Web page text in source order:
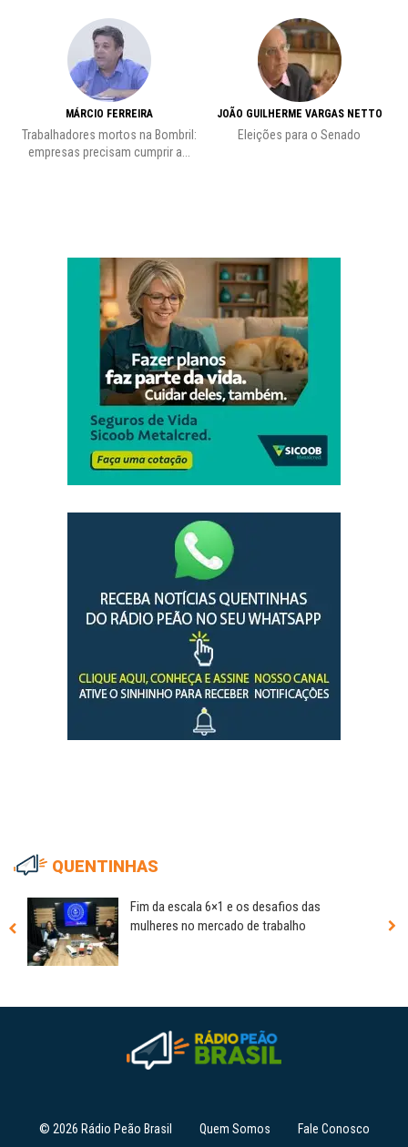
MÁRCIO FERREIRA
Trabalhadores mortos na Bombril:
empresas precisam cumprir a...
JOÃO GUILHERME VARGAS NETTO
Eleições para o Senado
QUENTINHAS
Fim da escala 6×1 e os desafios das
mulheres no mercado de trabalho
© 2026 Rádio Peão Brasil Quem Somos Fale Conosco